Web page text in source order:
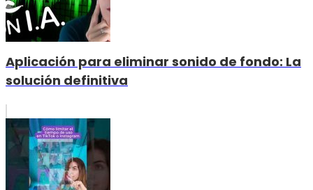
Aplicación para eliminar sonido de fondo: La
solución definitiva